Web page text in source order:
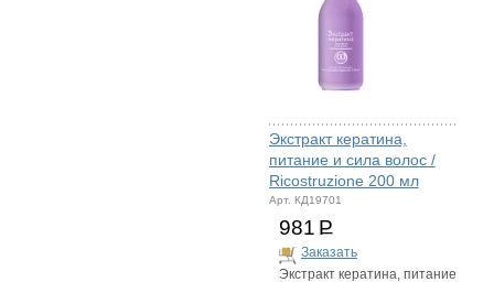
Экстракт кератина,
питание и сила волос /
Ricostruzione 200 мл
Арт. КД19701
981 Р
Заказать
Экстракт кератина, питание